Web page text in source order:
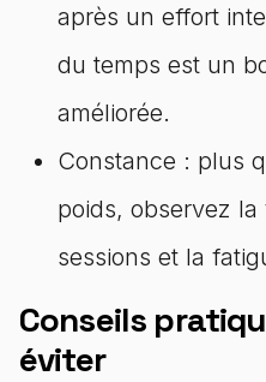
après un effort
du temps est un
améliorée.
Constance : plus
poids, observez
sessions et la
Conseils
éviter